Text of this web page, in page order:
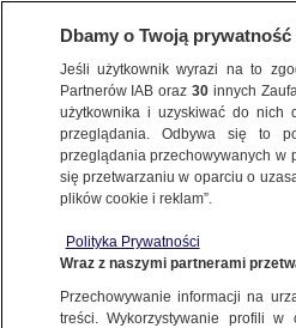
ŚWIAT
50 procent"
27.07.2025, 06:34
Dbamy o Twoją prywatność
Jeśli użytkownik wyrazi na to
Partnerów IAB oraz30 innych
użytkownika i uzyskiwać do nich
przeglądania. Odbywa się to
przeglądania przechowywanych w
się przetwarzaniu w oparciu o
plików cookie i reklam”.
Polityka Prywatności
Wraz z naszymi partnerami
Przechowywanie informacji na
treści. Wykorzystywanie profili